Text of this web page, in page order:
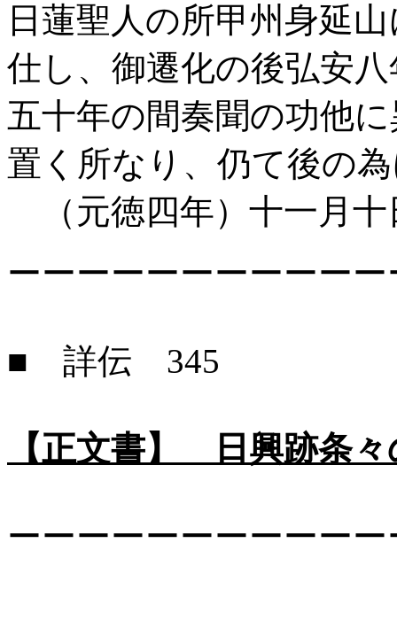
日蓮聖人の所甲州身延
仕し、御遷化の後弘安
五十年の間奏聞の功他
置く所なり、仍て後の
（元徳四年）十一月
ーーーーーーーーーー
■ 詳伝 345
【正文書】 日興跡条々
ーーーーーーーーーー